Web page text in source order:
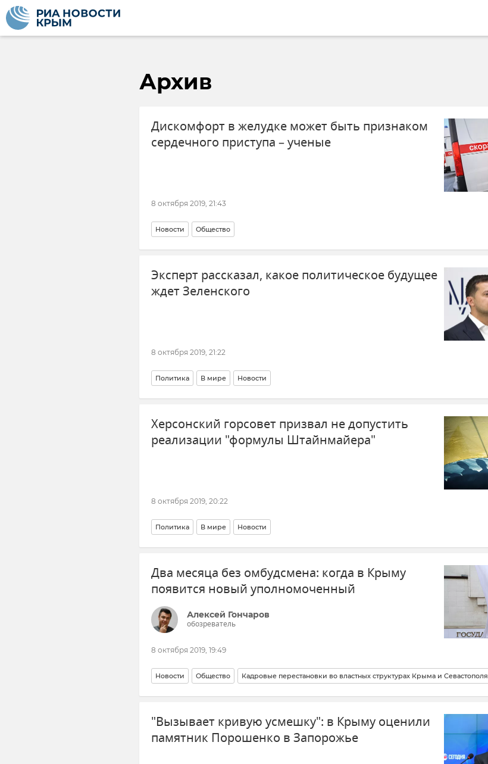
Архив
Дискомфорт в желудке может быть признаком
сердечного приступа – ученые
8 октября 2019, 21:43
Новости Общество
Эксперт рассказал, какое политическое будущее
ждет Зеленского
8 октября 2019, 21:22
Политика В мире Новости
Херсонский горсовет призвал не допустить
реализации "формулы Штайнмайера"
8 октября 2019, 20:22
Политика В мире Новости
Два месяца без омбудсмена: когда в Крыму
появится новый уполномоченный
Алексей Гончаров
обозреватель
8 октября 2019, 19:49
Новости Общество Кадровые перестановки во властных структурах Крыма и Севастополя
"Вызывает кривую усмешку": в Крыму оценили
памятник Порошенко в Запорожье